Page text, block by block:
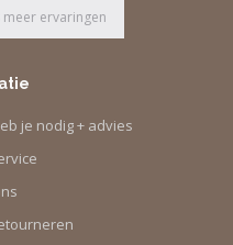
je nodig + advies